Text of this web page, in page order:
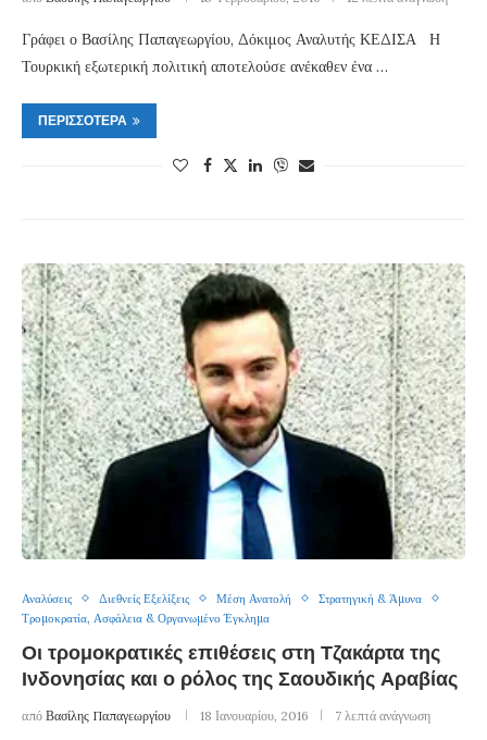
Γράφει ο Βασίλης Παπαγεωργίου, Δόκιμος Αναλυτής ΚΕΔΙΣΑ Η
Τουρκική εξωτερική πολιτική αποτελούσε ανέκαθεν ένα …
ΠΕΡΙΣΣΌΤΕΡΑ
Αναλύσεις Διεθνείς Εξελίξεις Μέση Ανατολή
Στρατηγική & Άμυνα
Τρομοκρατία, Ασφάλεια & Οργανωμένο Έγκλημα
Οι τρομοκρατικές επιθέσεις στη Τζακάρτα της
Ινδονησίας και ο ρόλος της Σαουδικής Αραβίας
από Βασίλης Παπαγεωργίου 18 Ιανουαρίου, 2016 7 λεπτά ανάγνωση